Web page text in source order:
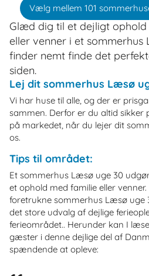
Vælg mellem 101
Glæd dig til et dejligt
eller venner i et sommerhus
finder nemt finde det
siden.
Lej dit sommerhus Læsø
Vi har huse til alle, og der er
sammen. Derfor er du altid sikker
på markedet, når du lejer dit
os.
Tips til området:
Et sommerhus Læsø uge 30
et ophold med familie eller
foretrukne sommerhus Læsø uge
det store udvalg af dejlige
ferieområdet.. Herunder kan I
gæster i denne dejlige del af
spændende at opleve: